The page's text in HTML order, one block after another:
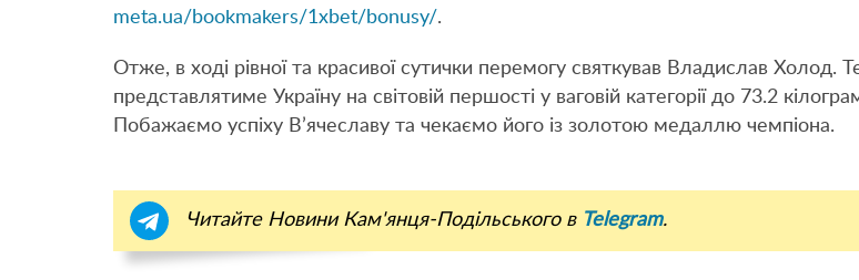
meta.ua/bookmakers/1xbet/bonusy/.
Отже, в ході рівної та красивої сутички перемогу святкував Владислав Холод.
представлятиме Україну на світовій першості у ваговій категорії до 73.2
Побажаємо успіху В’ячеславу та чекаємо його із золотою медаллю чемпіона.
Читайте Новини Кам'янця-Подільського в Telegram.